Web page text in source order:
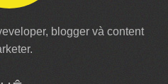
blogger và content